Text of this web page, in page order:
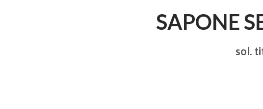
SAPONE
sol.